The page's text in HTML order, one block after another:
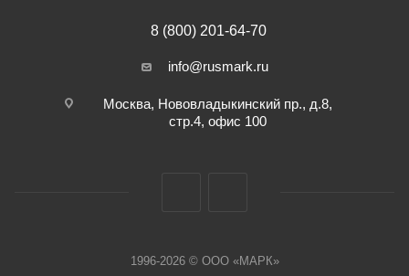
8 (800) 201-64-70
info@rusmark.ru
Москва, Нововладыкинский пр., д.8,
стр.4, офис 100
1996-2026 © ООО «МАРК»